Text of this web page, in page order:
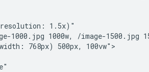
1.5x)"
1000.jpg 1000w, /image-1500.jpg
768px) 500px, 100vw">